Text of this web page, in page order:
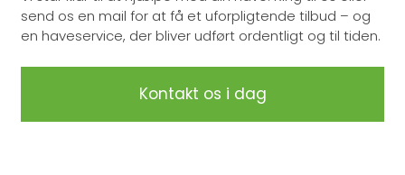
send os en mail for at få et uforpligtende tilbud – og
en haveservice, der bliver udført ordentligt og til tiden.
Kontakt os i dag